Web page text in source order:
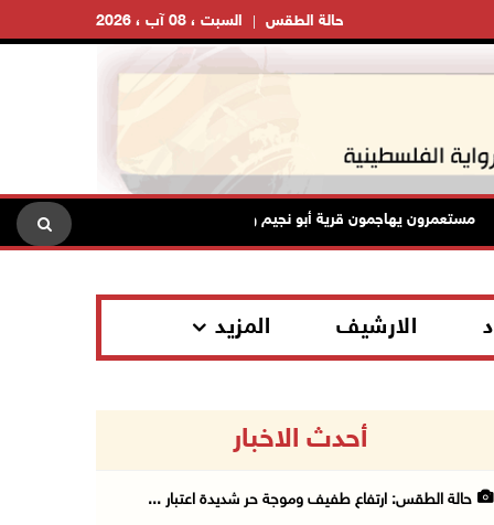
السبت ، 08 آب ، 2026 حالة الطقس
مستعمرون يهاجمون قرية أبو نجيم ويصيبون مواطنين ويعتدون على طواقم
الارشيف المزيد
أحدث الاخبار
حالة الطقس: ارتفاع طفيف وموجة حر شديدة اعتبار ...